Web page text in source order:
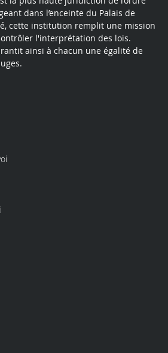
dans l’enceinte du Palais de
cette institution remplit une mission
l'interprétation des lois.
ainsi à chacun une égalité de